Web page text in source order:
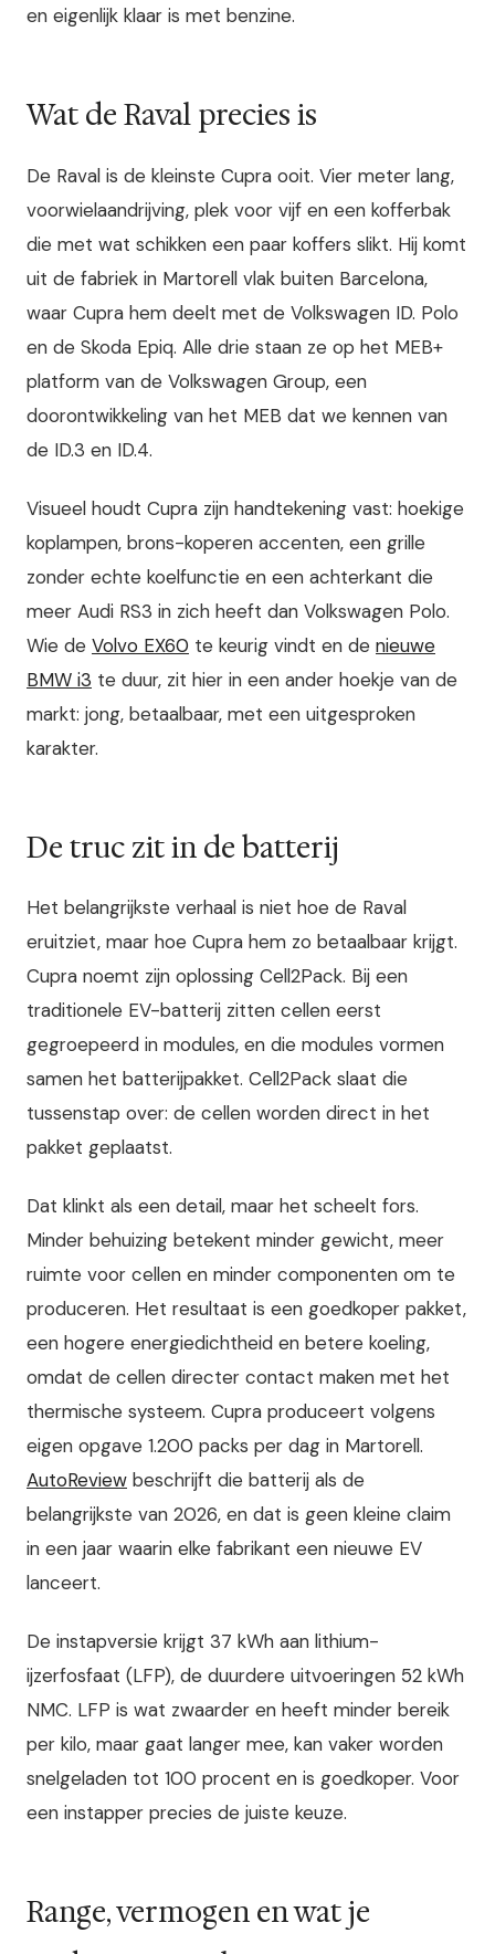
en eigenlijk klaar is met benzine.
Wat de Raval precies is
De Raval is de kleinste Cupra ooit. Vier meter lang,
voorwielaandrijving, plek voor vijf en een kofferbak
die met wat schikken een paar koffers slikt. Hij komt
uit de fabriek in Martorell vlak buiten Barcelona,
waar Cupra hem deelt met de Volkswagen ID. Polo
en de Skoda Epiq. Alle drie staan ze op het MEB+
platform van de Volkswagen Group, een
doorontwikkeling van het MEB dat we kennen van
de ID.3 en ID.4.
Visueel houdt Cupra zijn handtekening vast: hoekige
koplampen, brons-koperen accenten, een grille
zonder echte koelfunctie en een achterkant die
meer Audi RS3 in zich heeft dan Volkswagen Polo.
Wie de Volvo EX60 te keurig vindt en de nieuwe
BMW i3 te duur, zit hier in een ander hoekje van de
markt: jong, betaalbaar, met een uitgesproken
karakter.
De truc zit in de batterij
Het belangrijkste verhaal is niet hoe de Raval
eruitziet, maar hoe Cupra hem zo betaalbaar krijgt.
Cupra noemt zijn oplossing Cell2Pack. Bij een
traditionele EV-batterij zitten cellen eerst
gegroepeerd in modules, en die modules vormen
samen het batterijpakket. Cell2Pack slaat die
tussenstap over: de cellen worden direct in het
pakket geplaatst.
Dat klinkt als een detail, maar het scheelt fors.
Minder behuizing betekent minder gewicht, meer
ruimte voor cellen en minder componenten om te
produceren. Het resultaat is een goedkoper pakket,
een hogere energiedichtheid en betere koeling,
omdat de cellen directer contact maken met het
thermische systeem. Cupra produceert volgens
eigen opgave 1.200 packs per dag in Martorell.
AutoReview beschrijft die batterij als de
belangrijkste van 2026, en dat is geen kleine claim
in een jaar waarin elke fabrikant een nieuwe EV
lanceert.
De instapversie krijgt 37 kWh aan lithium-
ijzerfosfaat (LFP), de duurdere uitvoeringen 52 kWh
NMC. LFP is wat zwaarder en heeft minder bereik
per kilo, maar gaat langer mee, kan vaker worden
snelgeladen tot 100 procent en is goedkoper. Voor
een instapper precies de juiste keuze.
Range, vermogen en wat je